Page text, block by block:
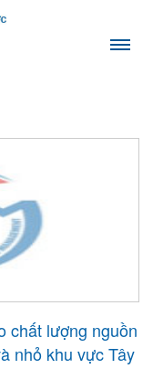
chất lượng nguồn
nhỏ khu vực Tây